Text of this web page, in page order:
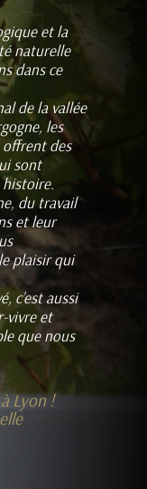
et la
naturelle
dans ce
de la vallée
les
offrent des
sont
histoire.
du travail
et leur
plaisir qui
c’est aussi
vivre et
que nous
Lyon !